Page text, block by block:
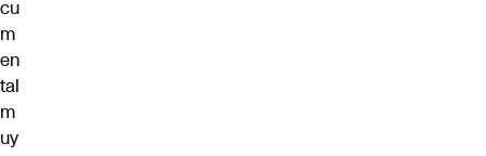
cu
m
en
tal
m
uy